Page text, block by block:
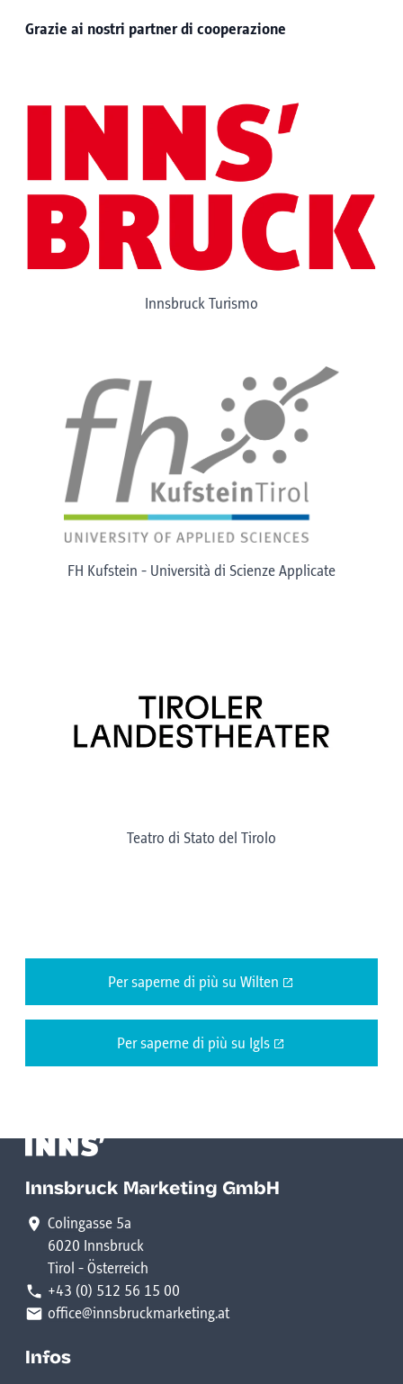
Grazie ai nostri partner di cooperazione
Innsbruck Turismo
FH Kufstein - Università di Scienze Applicate
Teatro di Stato del Tirolo
Per saperne di più su Wilten
Per saperne di più su Igls
Innsbruck Marketing GmbH
Colingasse 5a
6020 Innsbruck
Tirol - Österreich
+43 (0) 512 56 15 00
office@innsbruckmarketing.at
Infos